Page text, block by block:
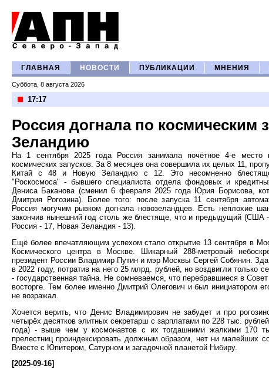
ГЛАВНАЯ НОВОСТИ ПУБЛИКАЦИИ МНЕНИЯ
Суббота, 8 августа 2026
17:17
Россия догнала по космическим
Зеландию
На 1 сентября 2025 года Россия занимала почётное 4-е
космических запусков. За 8 месяцев она совершила их целых 11,
Китай с 48 и Новую Зеландию с 12. Это несомненно
"Роскосмоса" - бывшего специалиста отдела фондовых и
Дениса Баканова (сменил 6 февраля 2025 года Юрия Борисова,
Дмитрия Рогозина). Более того: после запуска 11 сентября
Россия могучим рывком догнала новозеландцев. Есть неплохие
закончив нынешний год столь же блестяще, что и предыдущий (США
Россия - 17, Новая Зеландия - 13).
Ещё более впечатляющим успехом стало открытие 13 сентября в
Космического центра в Москве. Шикарный 288-метровый
президент России Владимир Путин и мэр Москвы Сергей Собянин.
в 2022 году, потратив на него 25 млрд. рублей, но воздвигли только
- государственная тайна. Не сомневаемся, что перебравшиеся в
восторге. Тем более именно Дмитрий Олегович и был инициатором
не возражал.
Хочется верить, что Денис Владимирович не забудет и про
четырёх десятков элитных секретарш с зарплатами по 228 тыс.
года) - выше чем у космонавтов с их тогдашними жалкими 170
прелестниц проиндексировать должным образом, нет ни малейших
Вместе с Юпитером, Сатурном и загадочной планетой Нибиру.
[2025-09-16]